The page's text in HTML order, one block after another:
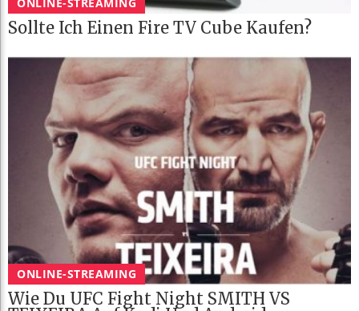
Sollte Ich Einen Fire TV Cube Kaufen?
ONLINE-STREAMING
Wie Du UFC Fight Night SMITH VS